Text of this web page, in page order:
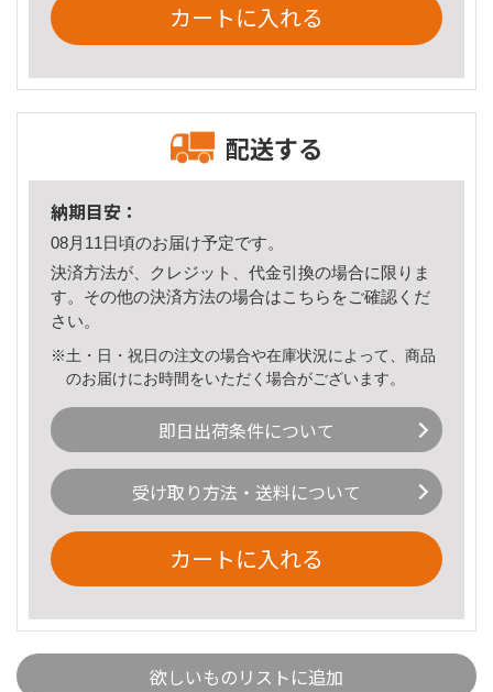
カートに入れる
配送する
納期目安：
08月11日頃のお届け予定です。
決済方法が、クレジット、代金引換の場合に限りま
す。その他の決済方法の場合はこちら をご確認くだ
さい。
※土・日・祝日の注文の場合や在庫状況によって、商品
のお届けにお時間をいただく場合がございます。
即日出荷条件について
受け取り方法・送料について
カートに入れる
欲しいものリストに追加